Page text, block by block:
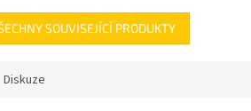
SOUVISEJÍCÍ PRODUKTY
Diskuze